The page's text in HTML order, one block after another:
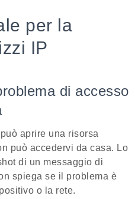
per la
IP
di accesso
aprire una risorsa
può accedervi da casa. Lo
di un messaggio di
spiega se il problema è
o la rete.